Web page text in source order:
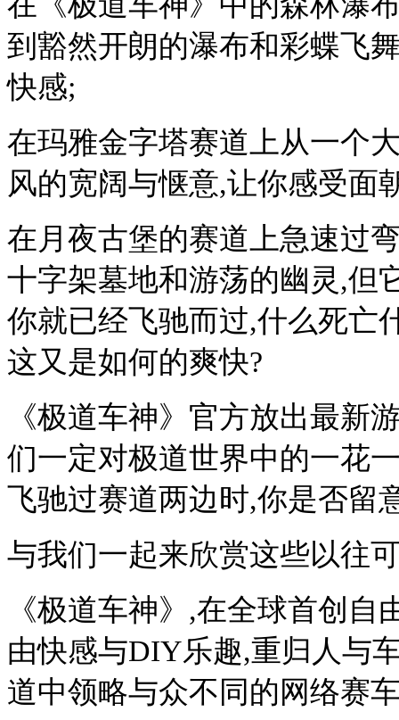
到豁然开朗的瀑布和彩蝶飞
快感;
在玛雅金字塔赛道上从一个
风的宽阔与惬意,让你感受面
在月夜古堡的赛道上急速过
十字架墓地和游荡的幽灵,但
你就已经飞驰而过,什么死亡
这又是如何的爽快?
《极道车神》官方放出最新
们一定对极道世界中的一花
飞驰过赛道两边时,你是否留
与我们一起来欣赏这些以往
《极道车神》,在全球首创
由快感与DIY乐趣,重归人与
道中领略与众不同的网络赛